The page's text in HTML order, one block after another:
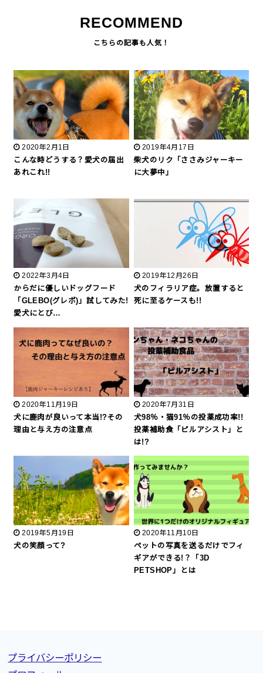
RECOMMEND
2020年2月1日
こんな時どうする？愛犬の届出
あれこれ!!
2019年4月17日
柴犬のリク「ささみジャーキー
に大夢中」
2022年3月4日
からだに優しいドッグフード
「GLEBO(グレボ)」試してみた!
愛犬にとび…
2019年12月26日
犬のフィラリア症。放置すると
死に至るケースも!!
2020年11月19日
犬に鹿肉が良いって本当!?その
理由と与え方の注意点
2020年7月31日
犬98％・猫91％の投薬成功率!!
投薬補助食「ピルアシスト」と
は!?
2019年5月19日
犬の笑顔って?
2020年11月10日
ペットの写真を送るだけでフィ
ギアができる!？「3D
PETSHOP」とは
プライバシーポリシー